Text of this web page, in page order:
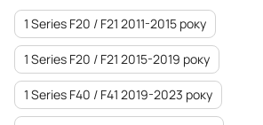
1 Series F20 / F21 2011-2015 року
1 Series F20 / F21 2015-2019 року
1 Series F40 / F41 2019-2023 року